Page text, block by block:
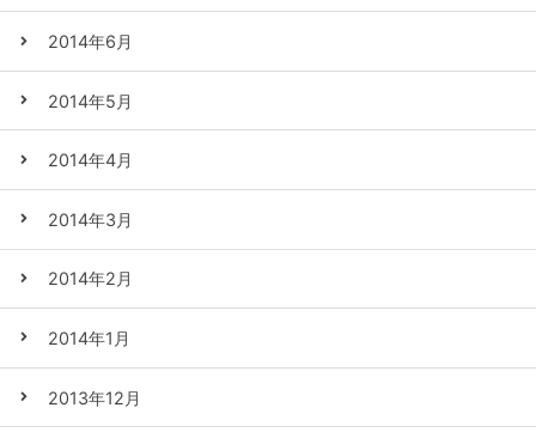
2014年6月
2014年5月
2014年4月
2014年3月
2014年2月
2014年1月
2013年12月